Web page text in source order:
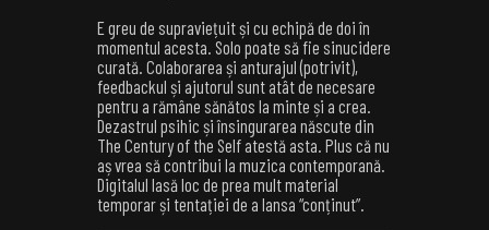
E greu de supraviețuit și cu echipă de doi în
momentul acesta. Solo poate să fie sinucidere
curată. Colaborarea și anturajul (potrivit),
feedbackul și ajutorul sunt atât de necesare
pentru a rămâne sănătos la minte și a crea.
Dezastrul psihic și însingurarea născute din
The Century of the Self atestă asta. Plus că nu
aș vrea să contribui la muzica contemporană.
Digitalul lasă loc de prea mult material
temporar și tentației de a lansa “conținut”.